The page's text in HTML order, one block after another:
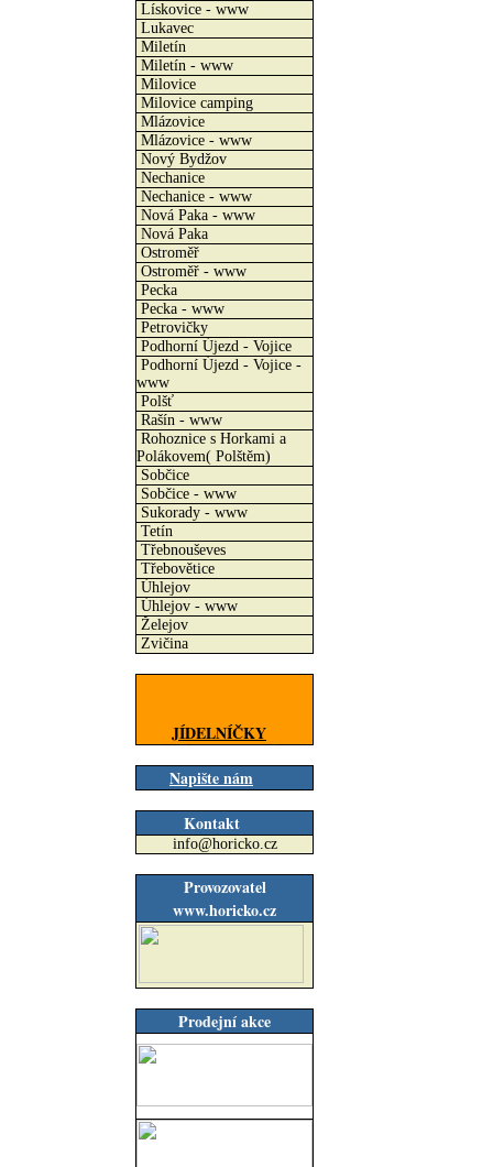
Lískovice - www
Lukavec
Miletín
Miletín - www
Milovice
Milovice camping
Mlázovice
Mlázovice - www
Nový Bydžov
Nechanice
Nechanice - www
Nová Paka - www
Nová Paka
Ostroměř
Ostroměř - www
Pecka
Pecka - www
Petrovičky
Podhorní Újezd - Vojice
Podhorní Újezd - Vojice -
www
Polšť
Rašín - www
Rohoznice s Horkami a
Polákovem( Polštěm)
Sobčice
Sobčice - www
Sukorady - www
Tetín
Třebnouševes
Třebovětice
Úhlejov
Úhlejov - www
Želejov
Zvičina
JÍDELNÍČKY
Napište nám
Kontakt
info@horicko.cz
Provozovatel
www.horicko.cz
Prodejní akce